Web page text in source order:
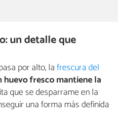
un detalle que
por alto, lafrescura del
huevo fresco mantiene la
que se desparrame en la
una forma más definida